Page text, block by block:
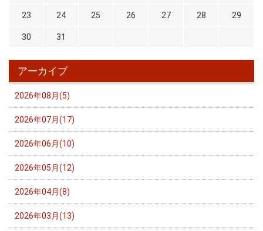
23 24 25 26 27 28 29
30 31
アーカイブ
2026年08月(5)
2026年07月(17)
2026年06月(10)
2026年05月(12)
2026年04月(8)
2026年03月(13)